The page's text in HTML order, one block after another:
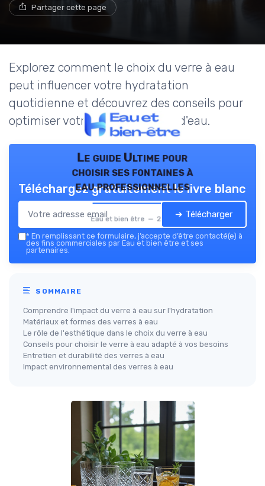
Partager cette page
Explorez comment le choix du verre à eau
peut influencer votre hydratation
quotidienne et découvrez des conseils pour
optimiser votre consommation d'eau.
Le guide Ultime pour
choisir ses fontaines à
eau professionnelles
Eau et bien être — 2026
Téléchargez gratuitement le livre blanc
➔ Télécharger
* En remplissant ce formulaire, j’accepte d’être contacté(e) à
des fins commerciales par Eau et bien être et ses
partenaires.
SOMMAIRE
Comprendre l'impact du verre à eau sur l'hydratation
Matériaux et formes des verres à eau
Le rôle de l'esthétique dans le choix du verre à eau
Conseils pour choisir le verre à eau adapté à vos besoins
Entretien et durabilité des verres à eau
Impact environnemental des verres à eau